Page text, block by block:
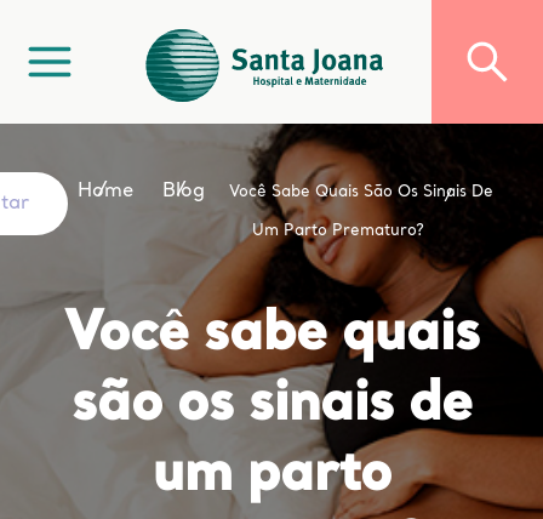
Home Blog Você Sabe Quais São Os Sinais De
Um Parto Prematuro?
Você sabe quais
são os sinais de
um parto